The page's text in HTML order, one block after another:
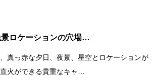
景ロケーションの穴場…
真っ赤な夕日、夜景、星空とロケーションが
火ができる貴重なキャ…